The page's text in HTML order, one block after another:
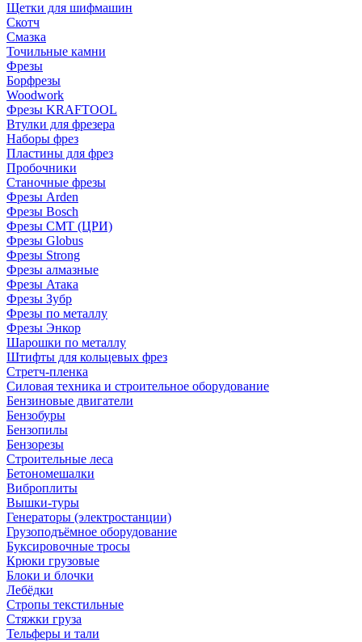
Щетки для шифмашин
Скотч
Смазка
Точильные камни
Фрезы
Борфрезы
Woodwork
Фрезы KRAFTOOL
Втулки для фрезера
Наборы фрез
Пластины для фрез
Пробочники
Станочные фрезы
Фрезы Arden
Фрезы Bosch
Фрезы CMT (ЦРИ)
Фрезы Globus
Фрезы Strong
Фрезы алмазные
Фрезы Атака
Фрезы Зубр
Фрезы по металлу
Фрезы Энкор
Шарошки по металлу
Штифты для кольцевых фрез
Стретч-пленка
Силовая техника и строительное оборудование
Бензиновые двигатели
Бензобуры
Бензопилы
Бензорезы
Строительные леса
Бетономешалки
Виброплиты
Вышки-туры
Генераторы (электростанции)
Грузоподъёмное оборудование
Буксировочные тросы
Крюки грузовые
Блоки и блочки
Лебёдки
Стропы текстильные
Стяжки груза
Тельферы и тали